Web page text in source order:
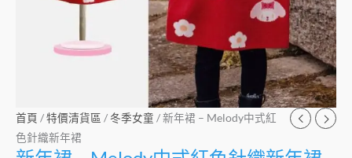
首頁 /特價清貨區 /冬季女童 / 新年裙 – Melody中式紅
色針織新年裙